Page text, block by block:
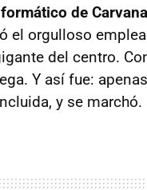
de
el orgulloso
del centro.
Y así fue:
y se marchó.